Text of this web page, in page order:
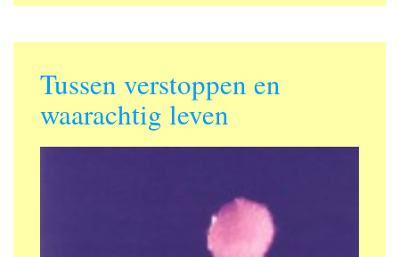
Tussen verstoppen en
waarachtig leven